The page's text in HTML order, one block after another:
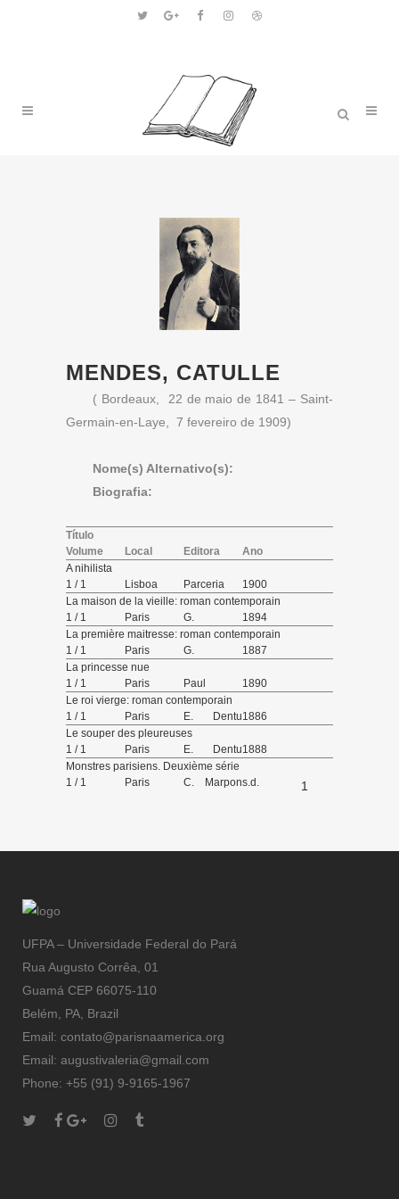
MENDES, CATULLE
( Bordeaux, 22 de maio de 1841 – Saint-
Germain-en-Laye, 7 fevereiro de 1909)
Nome(s) Alternativo(s):
Biografia:
Título
Volume
Local Editora
Ano
A nihilista
1 / 1
Lisboa
Parceria
Antonio
Maria
Pereira,
livraria
1900
La maison de la vieille: roman contemporain
1 / 1
Paris
G.
Charpentier
et E.
éditeurs
1894
La première maitresse: roman contemporain
1 / 1
Paris
G.
et Cie
éditeurs
1887
La princesse nue
1 / 1
Paris
Paul
Ollendorff
éditeur
1890
Le roi vierge: roman contemporain
1 / 1
Paris
E. Dentu
éditeur
1886
Le souper des pleureuses
1 / 1
Paris
E. Dentu
éditeur
1888
Monstres parisiens. Deuxième série
1 / 1
Paris
C. Marpons.d. 1
UFPA – Universidade Federal do Pará
Rua Augusto Corrêa, 01
Guamá CEP 66075-110
Belém, PA, Brazil
Email: contato@parisnaamerica.org
Email: augustivaleria@gmail.com
Phone: +55 (91) 9-9165-1967